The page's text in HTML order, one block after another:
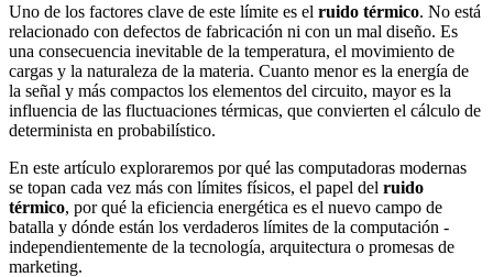
Uno de los factores clave de este límite es el ruido térmico. No está
relacionado con defectos de fabricación ni con un mal diseño. Es
una consecuencia inevitable de la temperatura, el movimiento de
cargas y la naturaleza de la materia. Cuanto menor es la energía de
la señal y más compactos los elementos del circuito, mayor es la
influencia de las fluctuaciones térmicas, que convierten el cálculo de
determinista en probabilístico.
En este artículo exploraremos por qué las computadoras modernas
se topan cada vez más con límites físicos, el papel del ruido
térmico, por qué la eficiencia energética es el nuevo campo de
batalla y dónde están los verdaderos límites de la computación -
independientemente de la tecnología, arquitectura o promesas de
marketing.